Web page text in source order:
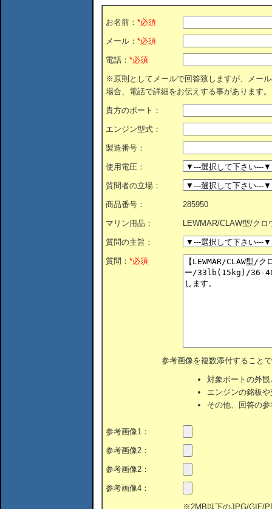
お名前： *必須
メール： *必須
電話： *必須
※原則としてメールで回答致しますが、メー
場合、電話で詳細をお伝えする事があります。
貴方のボート：
エンジン型式：
製造番号：
使用電圧：
質問者の立場：
商品番号： 285950
マリン用品： LEWMAR/CLAW型/クロ
質問の主旨：
質問： *必須
参考画像を複数添付すること
対象ボートの外
エンジンの銘板
その他、回答の
参考画像1：
参考画像2：
参考画像2：
参考画像4：
※2MB以下のJPG/GIF/